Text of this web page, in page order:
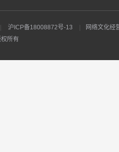
沪ICP备18008872号-13
网络文化经
所有